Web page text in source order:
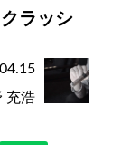
ラッシ
充浩